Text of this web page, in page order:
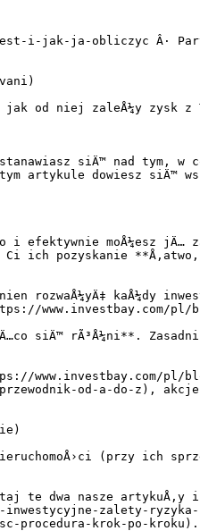
i-jak-ja-obliczyc Â·
jak od niej zaleÅ¼y zysk
siÄ™ nad tym, w
artykule dowiesz siÄ™
i efektywnie moÅ¼esz
Ci ich pozyskanie
rozwaÅ¼yÄ‡ kaÅ¼dy
www.investbay.com/
siÄ™ rÃ³Å¼ni**.
www.investbay.com/
od-a-do-z), akcje
(przy ich
te dwa nasze artykuÅ‚y
zalety-
procedura-krok-po-kroku).